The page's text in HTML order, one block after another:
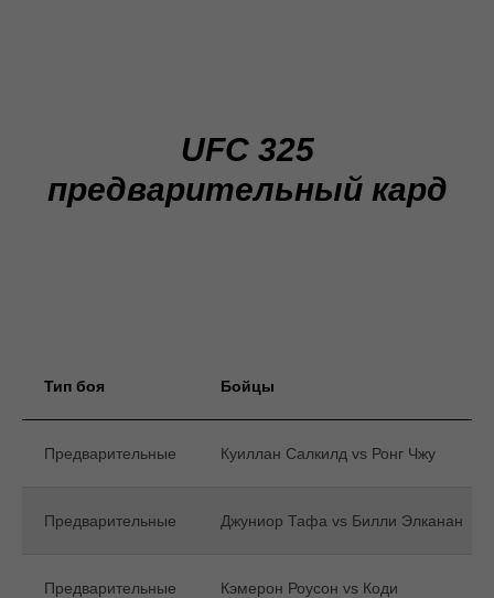
UFC 325
предварительный кард
Тип боя Бойцы
Предварительные Куиллан Салкилд vs Ронг Чжу
Предварительные Джуниор Тафа vs Билли Элканан
Предварительные
Кэмерон Роусон vs Коди